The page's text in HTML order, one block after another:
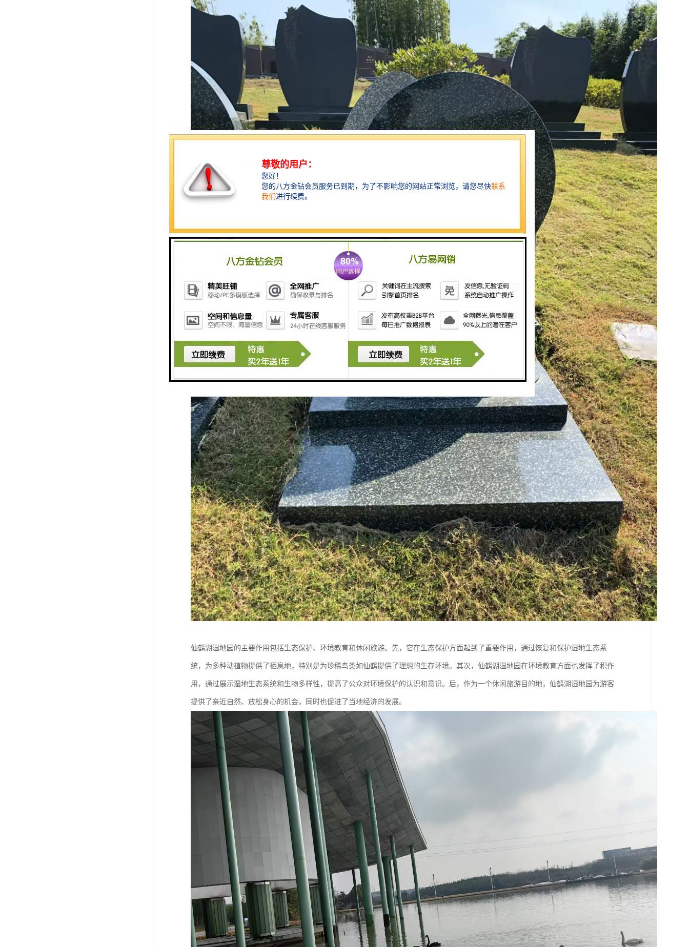
仙鹤湖湿地园的主要作用包括生态保护、环境教育和休闲旅游。先，它在生态保护方面起到了重要作用，通过恢复和保护湿地生态系
统，为多种动植物提供了栖息地，特别是为珍稀鸟类如仙鹤提供了理想的生存环境。其次，仙鹤湖湿地园在环境教育方面也发挥了积作
用，通过展示湿地生态系统和生物多样性，提高了公众对环境保护的认识和意识。后，作为一个休闲旅游目的地，仙鹤湖湿地园为游客
提供了亲近自然、放松身心的机会，同时也促进了当地经济的发展。